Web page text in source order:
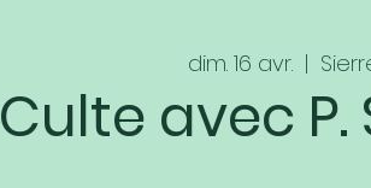
dim. 16 avr.
  |
Culte avec P.